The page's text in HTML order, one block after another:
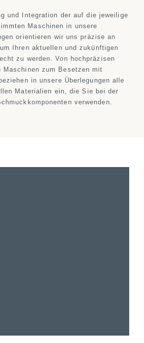
und Integration der auf die jeweilige
Maschinen in unsere
orientieren wir uns präzise an
Ihren aktuellen und zukünftigen
zu werden. Von hochpräzisen
Maschinen zum Besetzen mit
in unsere Überlegungen alle
Materialien ein, die Sie bei der
verwenden.